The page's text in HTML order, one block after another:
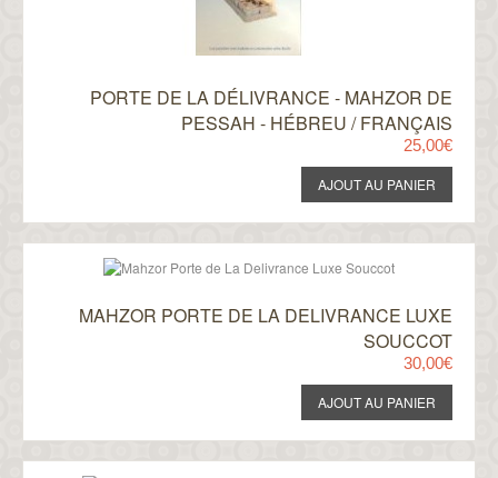
PORTE DE LA DÉLIVRANCE - MAHZOR DE
PESSAH - HÉBREU / FRANÇAIS
25,00€
MAHZOR PORTE DE LA DELIVRANCE LUXE
SOUCCOT
30,00€